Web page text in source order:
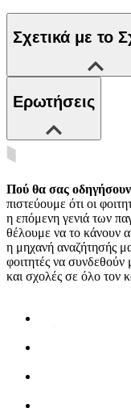
Σχετικά με το
Ερωτήσεις
Πού θα σας
πιστεύουμε ότι οι
η επόμενη γενιά των
θέλουμε να το κάνουν
η μηχανή αναζήτησής
φοιτητές να συνδεθούν
και σχολές σε όλο τον